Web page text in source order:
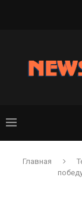
Главная